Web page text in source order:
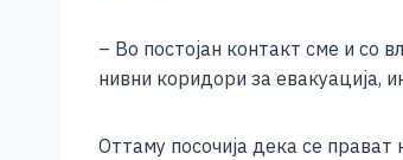
– Во постојан контакт сме и со
нивни коридори за
Оттаму посочија дека се